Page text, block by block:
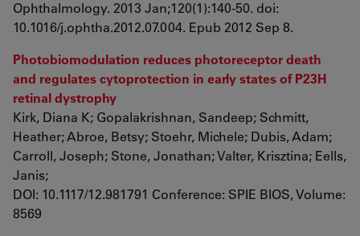
Ophthalmology. 2013 Jan;120(1):140-50. doi:
10.1016/j.ophtha.2012.07.004. Epub 2012 Sep 8.
Photobiomodulation reduces photoreceptor death
and regulates cytoprotection in early states of P23H
retinal dystrophy
Kirk, Diana K; Gopalakrishnan, Sandeep; Schmitt,
Heather; Abroe, Betsy; Stoehr, Michele; Dubis, Adam;
Carroll, Joseph; Stone, Jonathan; Valter, Krisztina; Eells,
Janis;
DOI: 10.1117/12.981791 Conference: SPIE BIOS, Volume:
8569